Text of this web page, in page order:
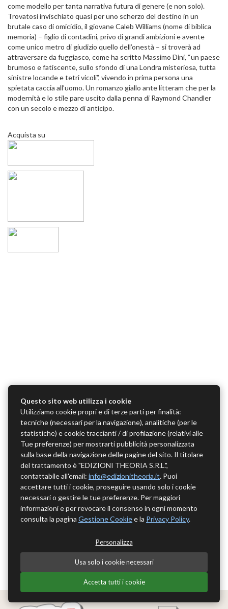
come modello per tanta narrativa futura di genere (e non solo).
Trovatosi invischiato quasi per uno scherzo del destino in un
brutale caso di omicidio, il giovane Caleb Williams (nome di biblica
memoria) – figlio di contadini, privo di grandi ambizioni e avente
come unico metro di giudizio quello dell’onestà – si troverà ad
attraversare da fuggiasco, come ha scritto Massimo Dini, “un paese
brumoso e fatiscente, sullo sfondo di una Londra misteriosa, tutta
sinistre locande e tetri vicoli”, vivendo in prima persona una
spietata caccia all’uomo. Un romanzo giallo ante litteram che per la
modernità e lo stile pare uscito dalla penna di Raymond Chandler
con un secolo e mezzo di anticipo.
Acquista su
Questo sito web utilizza i cookie
Utilizziamo cookie propri e di terze parti per finalità:
tecniche (necessari per la navigazione), analitiche (per le
statistiche) e cookie traccianti / di profilazione (relativi alle
Tue preferenze) per mostrarti pubblicità personalizzata
sulla base della navigazione delle pagine del sito. Il titolare
del trattamento è "EDIZIONI THEORIA S.R.L.",
contattabile all'email: info@edizionitheoria.it. Puoi
accettare tutti i cookie, proseguire usando solo i cookie
necessari o gestire le tue preferenze. Per maggiori
informazioni e per revocare il consenso in ogni momento
consulta la pagina Gestione Cookiee la Privacy Policy.
Personalizza
Usa solo i cookie necessari
Accetta tutti i cookie